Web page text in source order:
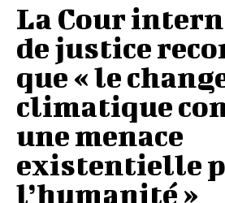
La Cour
de justice
que « le
climatique
une menace
existentielle
l’humanité »